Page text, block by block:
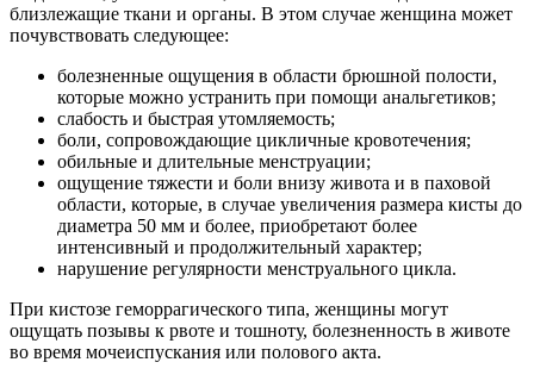
близлежащие ткани и органы. В этом случае женщина может
почувствовать следующее:
болезненные ощущения в области брюшной полости,
которые можно устранить при помощи анальгетиков;
слабость и быстрая утомляемость;
боли, сопровождающие цикличные кровотечения;
обильные и длительные менструации;
ощущение тяжести и боли внизу живота и в паховой
области, которые, в случае увеличения размера кисты до
диаметра 50 мм и более, приобретают более
интенсивный и продолжительный характер;
нарушение регулярности менструального цикла.
При кистозе геморрагического типа, женщины могут
ощущать позывы к рвоте и тошноту, болезненность в животе
во время мочеиспускания или полового акта.